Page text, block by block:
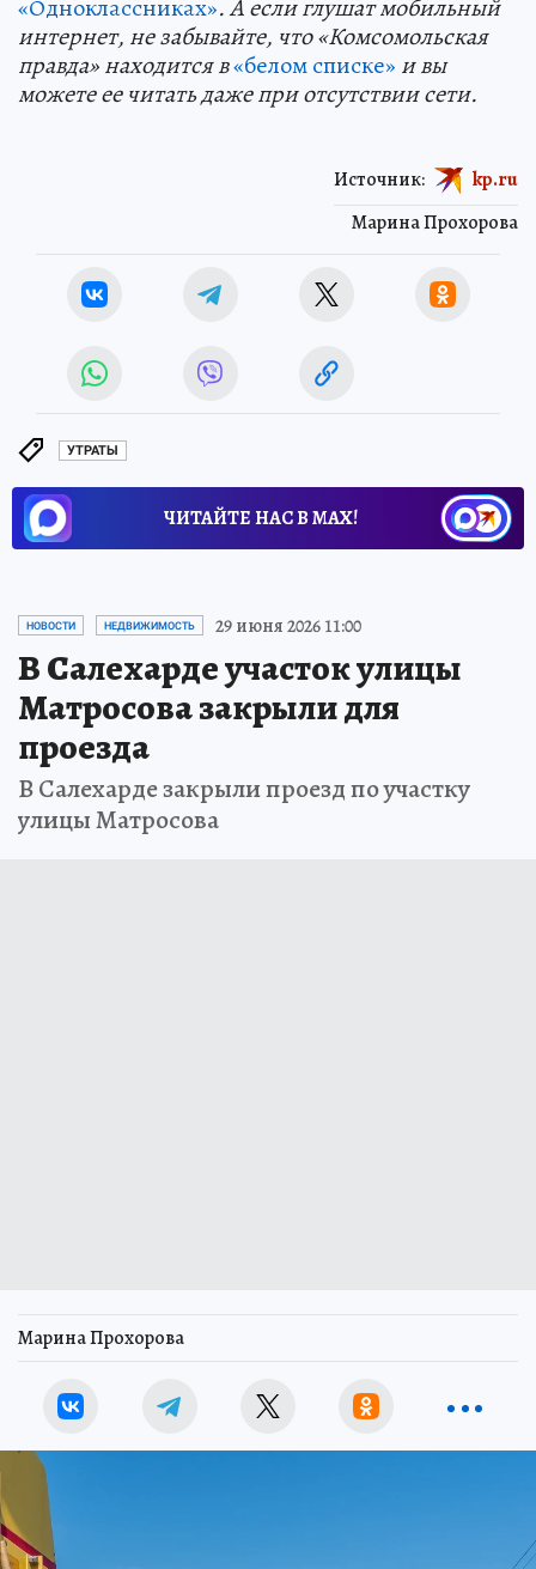
«Одноклассниках». А если глушат мобильный
интернет, не забывайте, что «Комсомольская
правда» находится в«белом списке» и вы
можете ее читать даже при отсутствии сети.
Марина Прохорова
Источник: kp.ru
УТРАТЫ
ЧИТАЙТЕ НАС В МАХ!
НОВОСТИ НЕДВИЖИМОСТЬ 29 июня 2026 11:00
В Салехарде участок улицы
Матросова закрыли для
проезда
В Салехарде закрыли проезд по участку
улицы Матросова
Марина Прохорова